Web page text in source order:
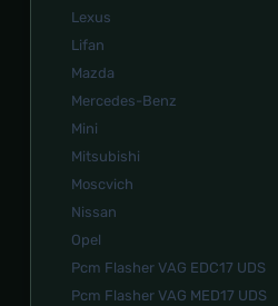
Lexus
Lifan
Mazda
Mercedes-Benz
Mini
Mitsubishi
Moscvich
Nissan
Opel
Pcm Flasher VAG EDC17 UDS
Pcm Flasher VAG MED17 UDS